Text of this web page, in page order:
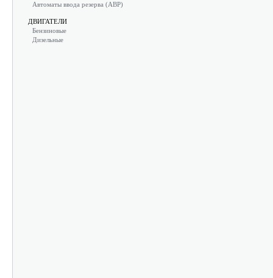
Автоматы ввода резерва (АВР)
ДВИГАТЕЛИ
Бензиновые
Дизельные